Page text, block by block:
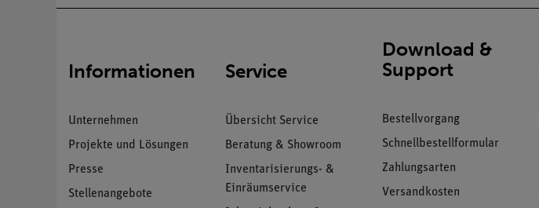
Informationen
Unternehmen
Projekte und Lösungen
Presse
Stellenangebote
Service
Übersicht Service
Beratung & Showroom
Inventarisierungs- &
Einräumservice
Download &
Support
Bestellvorgang
Schnellbestellformular
Zahlungsarten
Versandkosten